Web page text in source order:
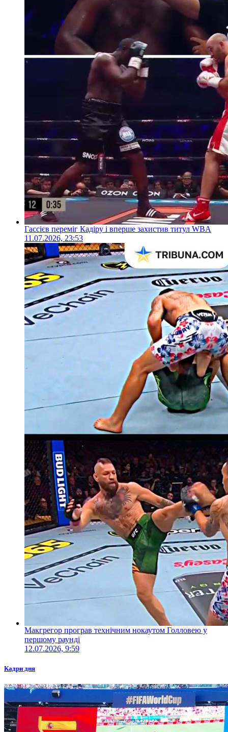
Гассієв переміг Кадіру і вперше захистив титул WBA
11.07.2026, 23:53
Макгрегор програв технічним нокаутом Голловею у
першому раунді
12.07.2026, 9:59
Кадри дня